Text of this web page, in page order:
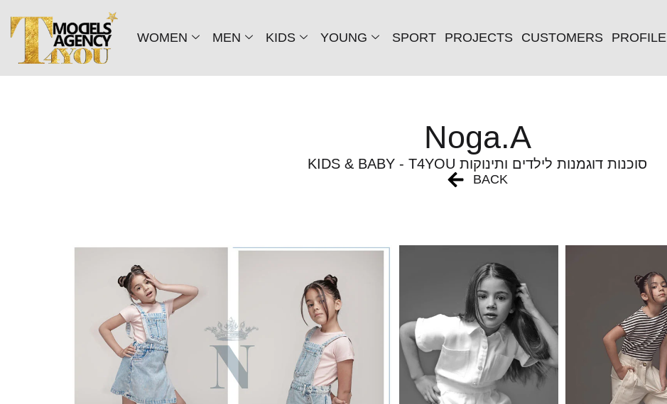
WOMEN MEN KIDS YOUNG SPORT PROJECTS CUSTOMERS PROFILE
Noga.A
KIDS & BABY - T4YOU סוכנות דוגמנות לילדים ותינוקות
BACK